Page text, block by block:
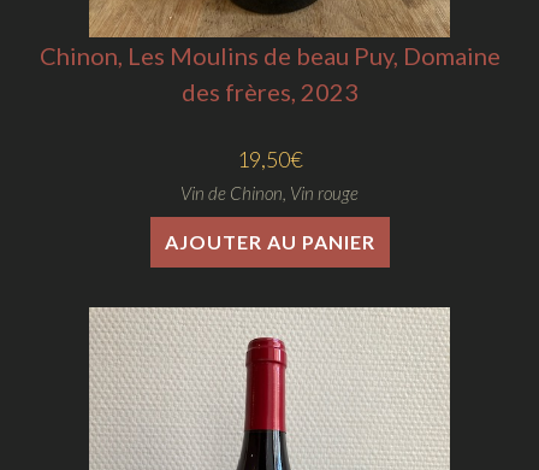
Chinon, Les Moulins de beau Puy, Domaine
des frères, 2023
19,50€
Vin de Chinon, Vin rouge
AJOUTER AU PANIER